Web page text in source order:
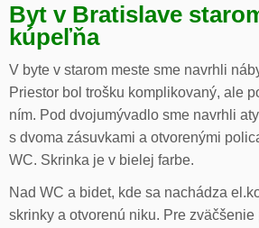
Byt v Bratislave
kúpeľňa
V byte v starom meste sme navrhli
Priestor bol trošku komplikovaný, ale
ním. Pod dvojumývadlo sme navrhli
s dvoma zásuvkami a otvorenými
WC. Skrinka je v bielej farbe.
Nad WC a bidet, kde sa nachádza
skrinky a otvorenú niku. Pre